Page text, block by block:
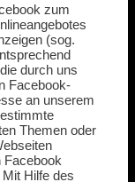
zum
(sog.
durch uns
Facebook-
an unserem
Themen oder
Facebook
Hilfe des